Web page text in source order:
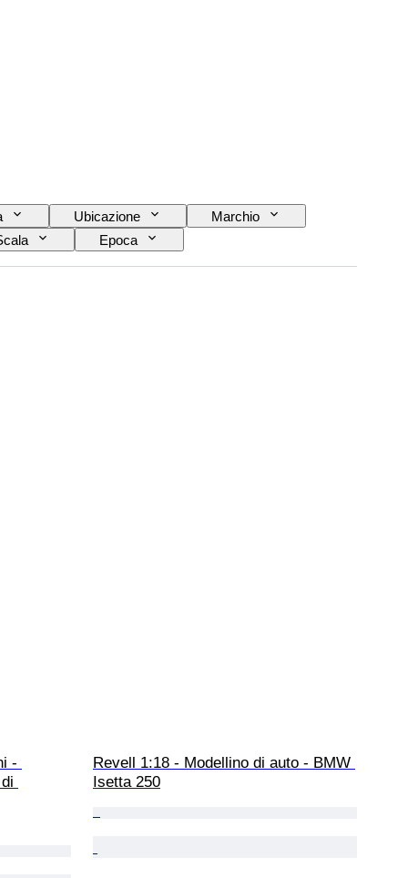
Ubicazione
Marchio
Epoca
-
Revell 1:18 - Modellino di auto - BMW
Isetta 250